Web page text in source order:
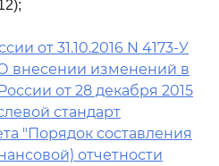
от 31.10.2016 N 4173-У
О внесении изменений в
от 28 декабря 2015
стандарт
"Порядок составления
отчетности